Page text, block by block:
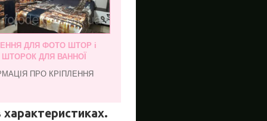
ДЛЯ ФОТО ШТОР і
ШТОРОК ДЛЯ ВАННОЇ
ПРО КРІПЛЕННЯ
характеристиках.